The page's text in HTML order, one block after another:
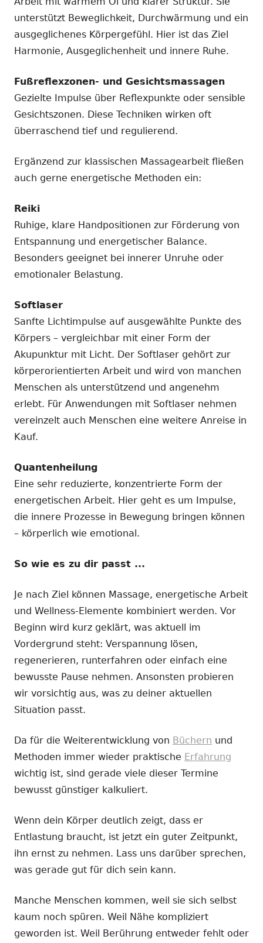
unterstützt Beweglichkeit, Durchwärmung und ein
ausgeglichenes Körpergefühl. Hier ist das Ziel
Harmonie, Ausgeglichenheit und innere Ruhe.
Fußreflexzonen- und Gesichtsmassagen
Gezielte Impulse über Reflexpunkte oder sensible
Gesichtszonen. Diese Techniken wirken oft
überraschend tief und regulierend.
Ergänzend zur klassischen Massagearbeit fließen
auch gerne energetische Methoden ein:
Reiki
Ruhige, klare Handpositionen zur Förderung von
Entspannung und energetischer Balance.
Besonders geeignet bei innerer Unruhe oder
emotionaler Belastung.
Softlaser
Sanfte Lichtimpulse auf ausgewählte Punkte des
Körpers – vergleichbar mit einer Form der
Akupunktur mit Licht. Der Softlaser gehört zur
körperorientierten Arbeit und wird von manchen
Menschen als unterstützend und angenehm
erlebt. Für Anwendungen mit Softlaser nehmen
vereinzelt auch Menschen eine weitere Anreise in
Kauf.
Quantenheilung
Eine sehr reduzierte, konzentrierte Form der
energetischen Arbeit. Hier geht es um Impulse,
die innere Prozesse in Bewegung bringen können
– körperlich wie emotional.
So wie es zu dir passt ...
Je nach Ziel können Massage, energetische Arbeit
und Wellness-Elemente kombiniert werden. Vor
Beginn wird kurz geklärt, was aktuell im
Vordergrund steht: Verspannung lösen,
regenerieren, runterfahren oder einfach eine
bewusste Pause nehmen. Ansonsten probieren
wir vorsichtig aus, was zu deiner aktuellen
Situation passt.
Da für die Weiterentwicklung von Büchern und
Methoden immer wieder praktische Erfahrung
wichtig ist, sind gerade viele dieser Termine
bewusst günstiger kalkuliert.
Wenn dein Körper deutlich zeigt, dass er
Entlastung braucht, ist jetzt ein guter Zeitpunkt,
ihn ernst zu nehmen. Lass uns darüber sprechen,
was gerade gut für dich sein kann.
Manche Menschen kommen, weil sie sich selbst
kaum noch spüren. Weil Nähe kompliziert
geworden ist. Weil Berührung entweder fehlt oder